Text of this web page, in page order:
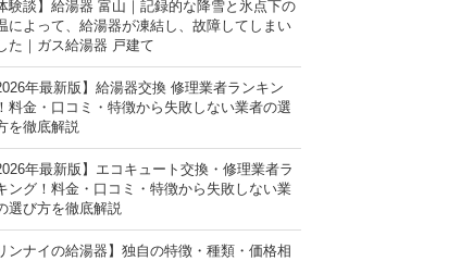
験談】給湯器 富山｜記録的な降雪と氷点下の
によって、給湯器が凍結し、故障してしまい
た｜ガス給湯器 戸建て
年最新版】給湯器交換 修理業者ランキン
料金・口コミ・特徴から失敗しない業者の選
を徹底解説
年最新版】エコキュート交換・修理業者ラ
ング！料金・口コミ・特徴から失敗しない業
選び方を徹底解説
ンナイの給湯器】独自の特徴・種類・価格相